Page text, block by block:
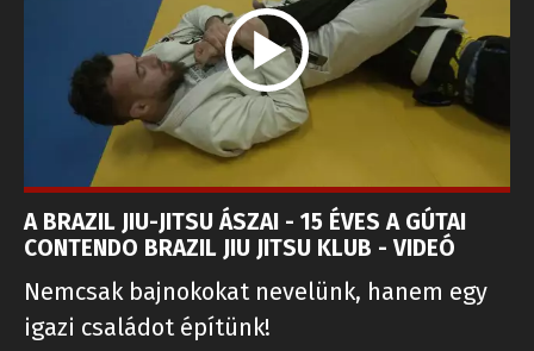
A BRAZIL JIU-JITSU ÁSZAI - 15 ÉVES A GÚTAI
CONTENDO BRAZIL JIU JITSU KLUB - VIDEÓ
Nemcsak bajnokokat nevelünk, hanem egy
igazi családot építünk!